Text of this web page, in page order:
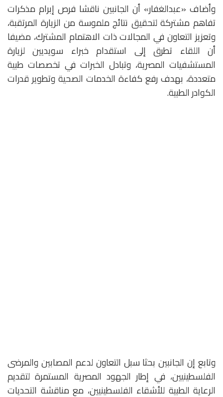
وأضاف «عبدالغفار» أن الجانبين ناقشا فرص إبرام مذكرات
تفاهم مشتركة لتحقيق نتائج ملموسة من الزيارة المرتقبة،
وتعزيز التعاون في المجالات ذات الاهتمام المشترك، مضيفا
أن اللقاء تطرق إلى استقدام خبراء سويديين لزيارة
المستشفيات المصرية، وتبادل الخبرات في تخصصات طبية
متعددة، بهدف رفع كفاءة الخدمات الصحية وتطوير قدرات
الكوادر الطبية.
وتابع إن الجانبين بحثا سبل التعاون لدعم المصابين والمرضى
الفلسطينيين، في إطار الجهود المصرية المستمرة لتقديم
الرعاية الطبية للأشقاء الفلسطينيين، مع مناقشة التحديات